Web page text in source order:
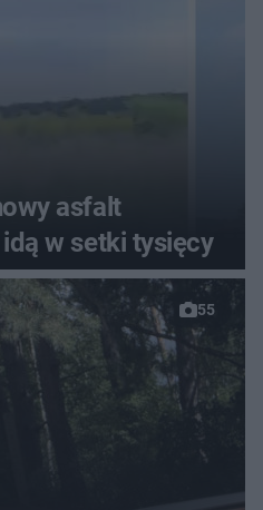
asfalt
w setki tysięcy
55